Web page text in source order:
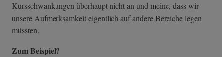
Kursschwankungen überhaupt nicht an und meine, dass wir
unsere Aufmerksamkeit eigentlich auf andere Bereiche legen
müssten.
Zum Beispiel?